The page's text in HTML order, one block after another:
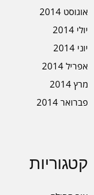
אוגוסט 2014
יולי 2014
יוני 2014
אפריל 2014
מרץ 2014
פברואר 2014
קטגוריות